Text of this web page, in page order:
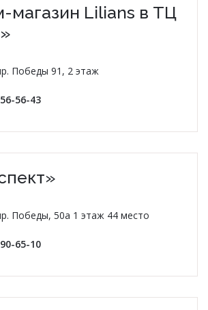
магазин Lilians в ТЦ
Победы 91, 2 этаж
56-43
Победы, 50а 1 этаж 44 место
65-10